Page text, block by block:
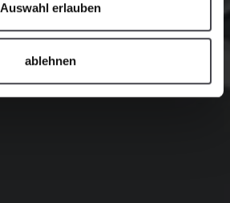
Auswahl erlauben
ablehnen